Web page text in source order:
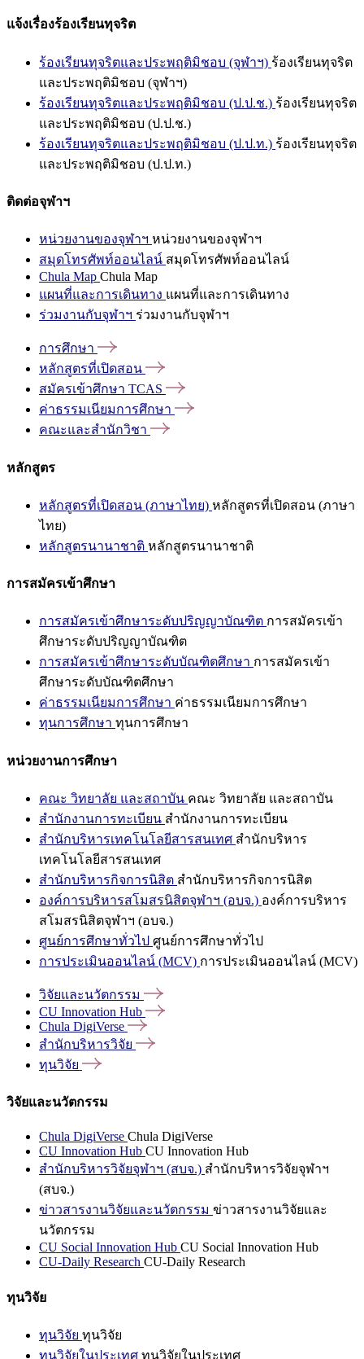
แจ้งเรื่องร้องเรียนทุจริต
ร้องเรียนทุจริตและประพฤติมิชอบ (จุฬาฯ) ร้องเรียนทุจริต
และประพฤติมิชอบ (จุฬาฯ)
ร้องเรียนทุจริตและประพฤติมิชอบ (ป.ป.ช.) ร้องเรียนทุจริต
และประพฤติมิชอบ (ป.ป.ช.)
ร้องเรียนทุจริตและประพฤติมิชอบ (ป.ป.ท.) ร้องเรียนทุจริต
และประพฤติมิชอบ (ป.ป.ท.)
ติดต่อจุฬาฯ
หน่วยงานของจุฬาฯ หน่วยงานของจุฬาฯ
สมุดโทรศัพท์ออนไลน์ สมุดโทรศัพท์ออนไลน์
Chula Map Chula Map
แผนที่และการเดินทาง แผนที่และการเดินทาง
ร่วมงานกับจุฬาฯ ร่วมงานกับจุฬาฯ
การศึกษา
หลักสูตรที่เปิดสอน
สมัครเข้าศึกษา TCAS
ค่าธรรมเนียมการศึกษา
คณะและสำนักวิชา
หลักสูตร
หลักสูตรที่เปิดสอน (ภาษาไทย) หลักสูตรที่เปิดสอน (ภาษา
ไทย)
หลักสูตรนานาชาติ หลักสูตรนานาชาติ
การสมัครเข้าศึกษา
การสมัครเข้าศึกษาระดับปริญญาบัณฑิต การสมัครเข้า
ศึกษาระดับปริญญาบัณฑิต
การสมัครเข้าศึกษาระดับบัณฑิตศึกษา การสมัครเข้า
ศึกษาระดับบัณฑิตศึกษา
ค่าธรรมเนียมการศึกษา ค่าธรรมเนียมการศึกษา
ทุนการศึกษา ทุนการศึกษา
หน่วยงานการศึกษา
คณะ วิทยาลัย และสถาบัน คณะ วิทยาลัย และสถาบัน
สำนักงานการทะเบียน สำนักงานการทะเบียน
สำนักบริหารเทคโนโลยีสารสนเทศ สำนักบริหาร
เทคโนโลยีสารสนเทศ
สำนักบริหารกิจการนิสิต สำนักบริหารกิจการนิสิต
องค์การบริหารสโมสรนิสิตจุฬาฯ (อบจ.) องค์การบริหาร
สโมสรนิสิตจุฬาฯ (อบจ.)
ศูนย์การศึกษาทั่วไป ศูนย์การศึกษาทั่วไป
การประเมินออนไลน์ (MCV) การประเมินออนไลน์ (MCV)
วิจัยและนวัตกรรม
CU Innovation Hub
Chula DigiVerse
สำนักบริหารวิจัย
ทุนวิจัย
วิจัยและนวัตกรรม
Chula DigiVerse Chula DigiVerse
CU Innovation Hub CU Innovation Hub
สำนักบริหารวิจัยจุฬาฯ (สบจ.) สำนักบริหารวิจัยจุฬาฯ
(สบจ.)
ข่าวสารงานวิจัยและนวัตกรรม ข่าวสารงานวิจัยและ
นวัตกรรม
CU Social Innovation Hub CU Social Innovation Hub
CU-Daily Research CU-Daily Research
ทุนวิจัย
ทุนวิจัย ทุนวิจัย
ทุนวิจัยในประเทศ ทุนวิจัยในประเทศ